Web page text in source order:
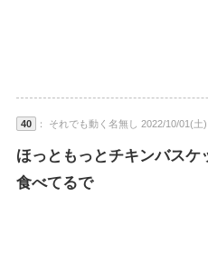
40 ： それでも動く名無し 2022/10/01(
ほっともっとチキンバス
食べてるで